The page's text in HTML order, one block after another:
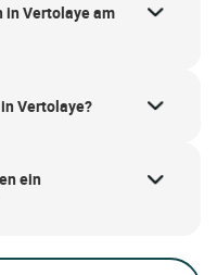
in Vertolaye am
Vertolaye?
ein